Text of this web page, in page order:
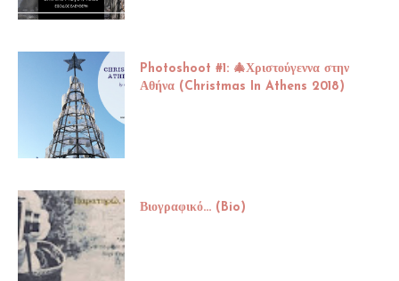
Photoshoot #1: 🎄Χριστούγεννα στην
Αθήνα (Christmas In Athens 2018)
Βιογραφικό... (Bio)